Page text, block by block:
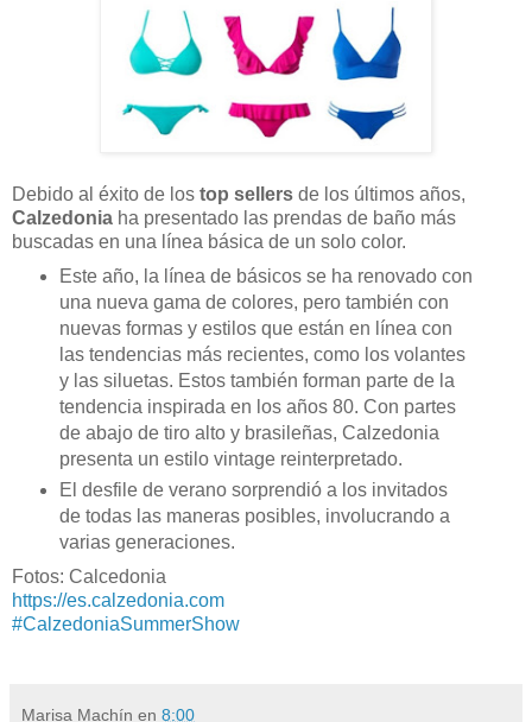
Debido al éxito de los top sellers de los últimos años,
Calzedonia ha presentado las prendas de baño más
buscadas en una línea básica de un solo color.
Este año, la línea de básicos se ha renovado con
una nueva gama de colores, pero también con
nuevas formas y estilos que están en línea con
las tendencias más recientes, como los volantes
y las siluetas. Estos también forman parte de la
tendencia inspirada en los años 80. Con partes
de abajo de tiro alto y brasileñas, Calzedonia
presenta un estilo vintage reinterpretado.
El desfile de verano sorprendió a los invitados
de todas las maneras posibles, involucrando a
varias generaciones.
Fotos: Calcedonia
https://es.calzedonia.com
#CalzedoniaSummerShow
Marisa Machín en 8:00